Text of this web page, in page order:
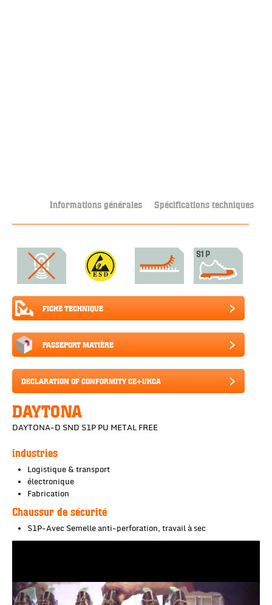
Informations générales Spécifications techniques
FICHE TECHNIQUE
PASSEPORT MATIÈRE
DECLARATION OF CONFORMITY CE+UKCA
DAYTONA
DAYTONA-D SND S1P PU METAL FREE
industries
Logistique & transport
électronique
Fabrication
Chaussur de sécurité
S1P-Avec Semelle anti-perforation, travail à sec